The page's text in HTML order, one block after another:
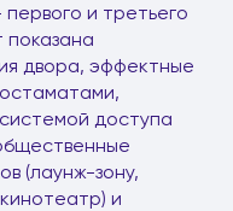
и третьего
показана
двора, эффектные
доступа
(лаунж-зону,
и